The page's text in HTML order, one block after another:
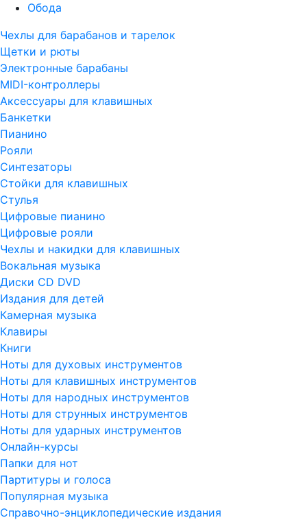
Обода
Чехлы для барабанов и тарелок
Щетки и рюты
Электронные барабаны
MIDI-контроллеры
Аксессуары для клавишных
Банкетки
Пианино
Рояли
Синтезаторы
Стойки для клавишных
Стулья
Цифровые пианино
Цифровые рояли
Чехлы и накидки для клавишных
Вокальная музыка
Диски CD DVD
Издания для детей
Камерная музыка
Клавиры
Книги
Ноты для духовых инструментов
Ноты для клавишных инструментов
Ноты для народных инструментов
Ноты для струнных инструментов
Ноты для ударных инструментов
Онлайн-курсы
Папки для нот
Партитуры и голоса
Популярная музыка
Справочно-энциклопедические издания